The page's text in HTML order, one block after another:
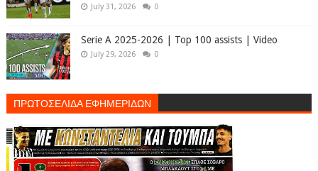
July 31, 2026 0
Serie A 2025-2026 | Top 100 assists | Video
July 29, 2026 0
ΠΡΩΤΟΣΕΛΙΔΑ ΕΦΗΜΕΡΙΔΩΝ